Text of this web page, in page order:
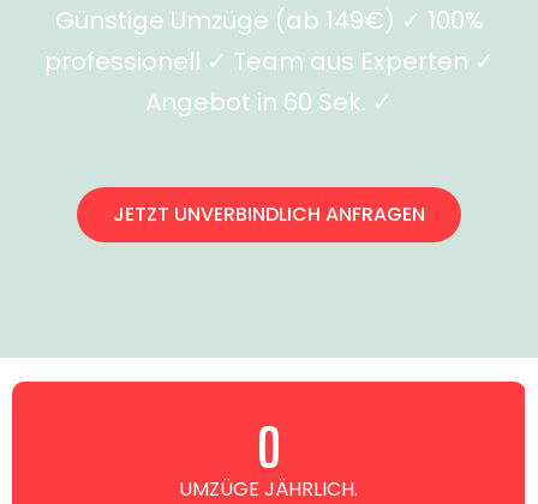
Günstige Umzüge (ab 149€) ✓ 100%
professionell ✓ Team aus Experten ✓
Angebot in 60 Sek. ✓
JETZT UNVERBINDLICH ANFRAGEN
UMZÜGE JÄHRLICH.
0